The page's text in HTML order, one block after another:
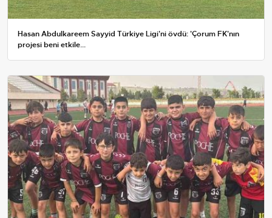
Hasan Abdulkareem Sayyid Türkiye Ligi'ni övdü: 'Çorum FK'nın
projesi beni etkile...